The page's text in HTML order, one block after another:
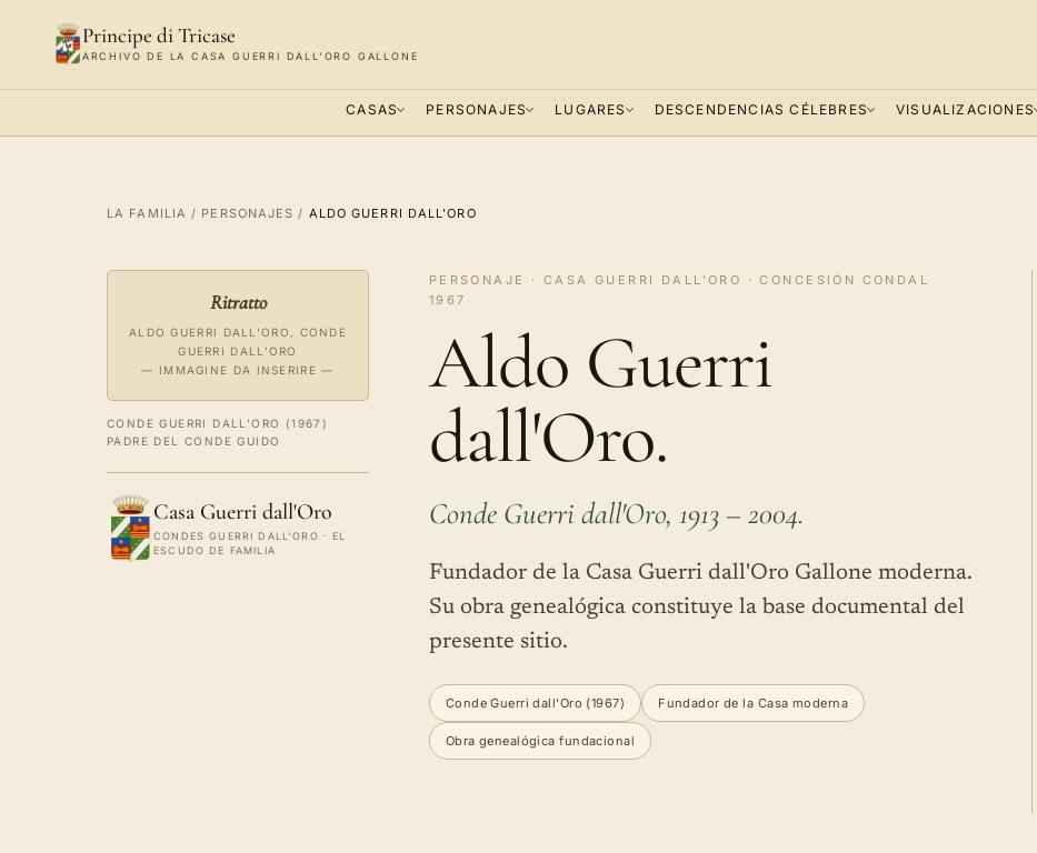
Principe di Tricase
ARCHIVO DE LA CASA GUERRI DALL'ORO GALLONE
CASAS PERSONAJES LUGARES DESCENDENCIAS CÉLEBRES VISUALIZACIONES
LA FAMILIA / PERSONAJES / ALDO GUERRI DALL'ORO
Ritratto
ALDO GUERRI DALL'ORO, CONDE
GUERRI DALL'ORO
— IMMAGINE DA INSERIRE —
CONDE GUERRI DALL'ORO (1967)
PADRE DEL CONDE GUIDO
Casa Guerri dall'Oro
CONDES GUERRI DALL'ORO · EL
ESCUDO DE FAMILIA
PERSONAJE · CASA GUERRI DALL'ORO · CONCESIÓN CONDAL
1967
Aldo Guerri
dall'Oro.
Conde Guerri dall'Oro, 1913 – 2004.
Fundador de la Casa Guerri dall'Oro Gallone moderna.
Su obra genealógica constituye la base documental del
presente sitio.
Conde Guerri dall'Oro (1967) Fundador de la Casa moderna
Obra genealógica fundacional